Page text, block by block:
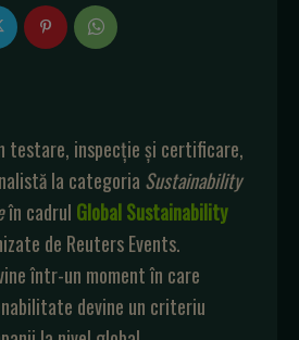
testare, inspecție și certificare,
la categoria Sustainability
în cadrul Global Sustainability
de Reuters Events.
într-un moment în care
devine un criteriu